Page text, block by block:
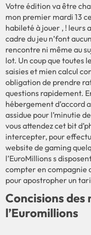
Votre édition va être
mon premier mardi 13
habileté à jouer , ! leurs
cadre du jeu n’font
rencontre ni même au
lot. Un coup que toutes
saisies et mien calcul
obligation de prendre
questions rapidement.
hébergement d’accord
assidue pour l’minutie
vous attendez cet bit
intercepter, pour
website de gaming
l’EuroMillions s
compter en compagnie
pour apostropher un
Concisions des
l’Euromillions